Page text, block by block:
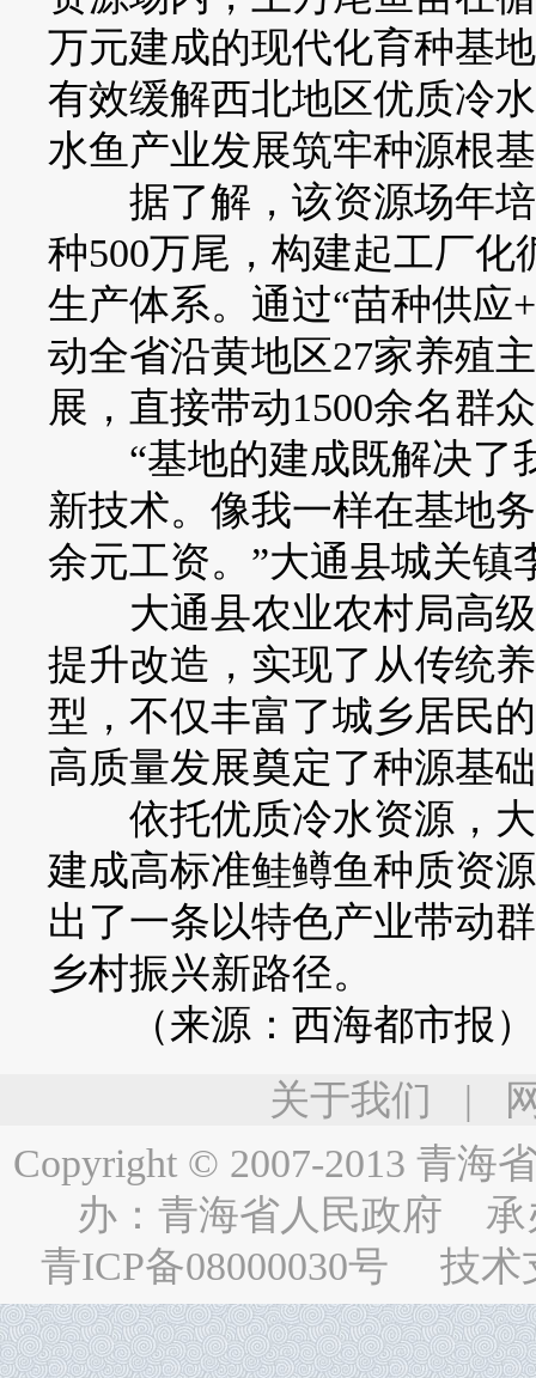
万元建成的现代化育种基
有效缓解西北地区优质冷
水鱼产业发展筑牢种源根
据了解，该资源场年培
种500万尾，构建起工厂
生产体系。通过“苗种供应
动全省沿黄地区27家养殖
展，直接带动1500余名群
“基地的建成既解决了
新技术。像我一样在基地
余元工资。”大通县城关镇
大通县农业农村局高级
提升改造，实现了从传统
型，不仅丰富了城乡居民
高质量发展奠定了种源基
依托优质冷水资源，大
建成高标准鲑鳟鱼种质资
出了一条以特色产业带动
乡村振兴新路径。
（来源：西海都市报）
关于我们 |
Copyright © 2007-2013 青海
办： 青海省人民政府 承
青ICP备08000030号 技术